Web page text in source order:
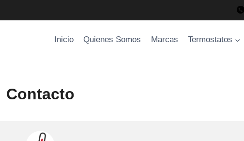
Inicio Quienes Somos Marcas Termostatos
Contacto